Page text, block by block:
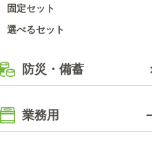
固定セット
選べるセット
防災・備蓄
業務用